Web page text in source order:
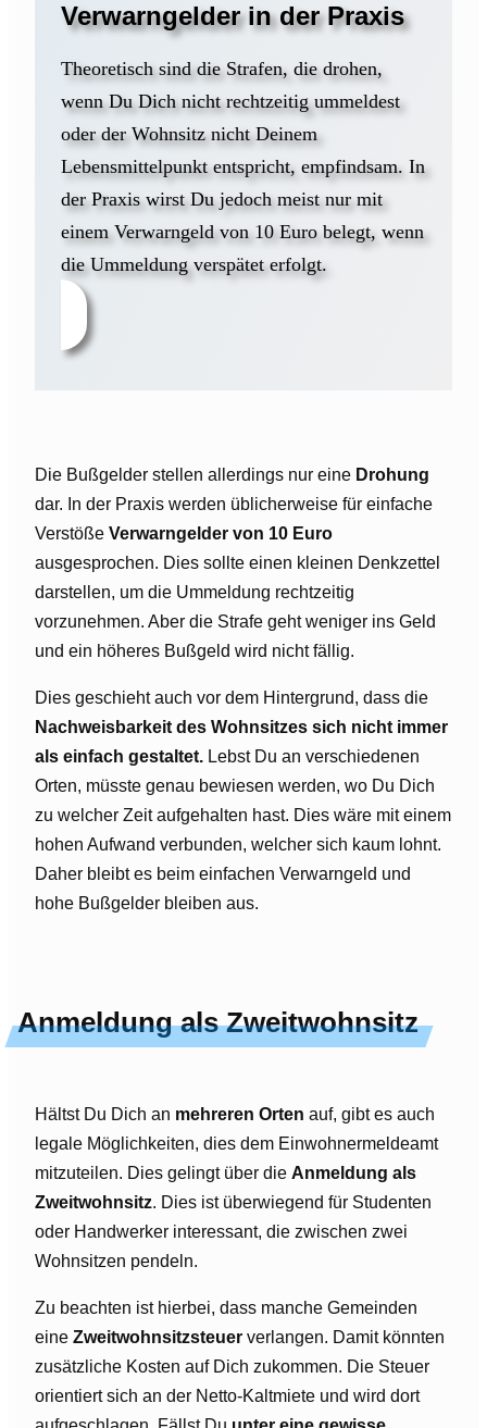
Verwarngelder in der Praxis
Theoretisch sind die Strafen, die drohen,
wenn Du Dich nicht rechtzeitig ummeldest
oder der Wohnsitz nicht Deinem
Lebensmittelpunkt entspricht, empfindsam. In
der Praxis wirst Du jedoch meist nur mit
einem Verwarngeld von 10 Euro belegt, wenn
die Ummeldung verspätet erfolgt.
Die Bußgelder stellen allerdings nur eine Drohung
dar. In der Praxis werden üblicherweise für einfache
Verstöße Verwarngelder von 10 Euro
ausgesprochen. Dies sollte einen kleinen Denkzettel
darstellen, um die Ummeldung rechtzeitig
vorzunehmen. Aber die Strafe geht weniger ins Geld
und ein höheres Bußgeld wird nicht fällig.
Dies geschieht auch vor dem Hintergrund, dass die
Nachweisbarkeit des Wohnsitzes sich nicht immer
als einfach gestaltet. Lebst Du an verschiedenen
Orten, müsste genau bewiesen werden, wo Du Dich
zu welcher Zeit aufgehalten hast. Dies wäre mit einem
hohen Aufwand verbunden, welcher sich kaum lohnt.
Daher bleibt es beim einfachen Verwarngeld und
hohe Bußgelder bleiben aus.
Anmeldung als Zweitwohnsitz
Hältst Du Dich an mehreren Orten auf, gibt es auch
legale Möglichkeiten, dies dem Einwohnermeldeamt
mitzuteilen. Dies gelingt über die Anmeldung als
Zweitwohnsitz. Dies ist überwiegend für Studenten
oder Handwerker interessant, die zwischen zwei
Wohnsitzen pendeln.
Zu beachten ist hierbei, dass manche Gemeinden
eine Zweitwohnsitzsteuer verlangen. Damit könnten
zusätzliche Kosten auf Dich zukommen. Die Steuer
orientiert sich an der Netto-Kaltmiete und wird dort